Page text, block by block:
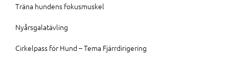
Träna hundens fokusmuskel
Nyårsgalatävling
Cirkelpass för Hund – Tema Fjärrdirigering